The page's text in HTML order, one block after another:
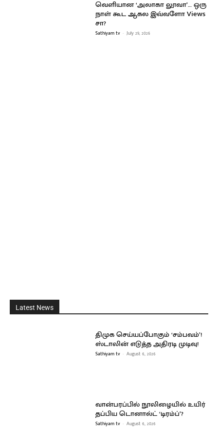
வெளியான ‘அலாகா லூவா’… ஒரு
நாள் கூட ஆகல இவ்வளோ Views
சா?
Sathiyam tv - July 29, 2026
Latest News
திமுக செய்யப்போகும் ‘சம்பவம்’!
ஸ்டாலின் எடுத்த அதிரடி முடிவு!
Sathiyam tv - August 6, 2026
வான்பரப்பில் நூலிழையில் உயிர்
தப்பிய டொனால்ட் ‘டிரம்ப்’?
Sathiyam tv - August 6, 2026